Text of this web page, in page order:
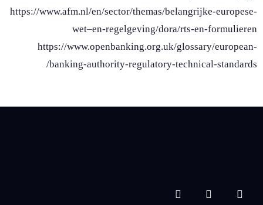
https://www.afm.nl/en/sector/themas/belangrijke-europese-
wet–en-regelgeving/dora/rts-en-formulieren
https://www.openbanking.org.uk/glossary/european-
banking-authority-regulatory-technical-standards/